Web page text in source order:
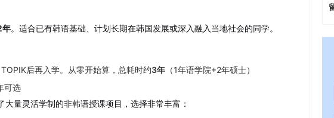
年。适合已有韩语基础、计划长期在韩国发展或深入融入当地社会的同学。
后再入学。从零开始算，总耗时约3年 （1年语学院+2年硕士）
可选
量灵活学制的非韩语授课项目，选择非常丰富：